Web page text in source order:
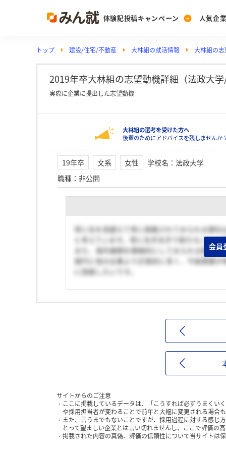
体験記投稿キャンペーン
Post
投稿する
人気企
Ranking
ランキングを見る
Vote
投票する
PickUp
注目の企業特集
トップ 建設/住宅/不動産 大林組の就活情報 大林組の
2019年卒大林組の志望動機詳細（法政大
実際に企業に提出した志望動機
大林組の選考を受けた方へ
後輩のためにアドバイスを残しません
19年卒 文系 女性 学校名 ： 法政大学
職種 ： 非公開
常に先を見据えて常に挑戦されておられる御
と考えています。常に先手先手で新たなこと
また、海外展開を積極的にしておられる御社
億円と他の企業より圧倒的に多く、今後需要
に貢献したいです。
会員
サイトからのご注意
ここに掲載しているデータは、「こうすれば必ずうまくい
や採用担当者が変わることで前年と大幅に変更される場合
また、言うまでもないことですが、採用過程に対する感じ
とって望ましい企業とは言い切れませんし、ここで評価の
掲載された内容の真偽、評価の信頼性について当サイトは